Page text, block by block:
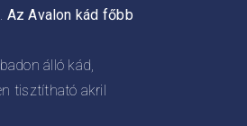
Az Avalon kád főbb
álló kád,
tisztítható akril